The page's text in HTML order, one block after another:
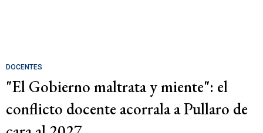
DOCENTES
"El Gobierno maltrata y miente": el
conflicto docente acorrala a Pullaro de